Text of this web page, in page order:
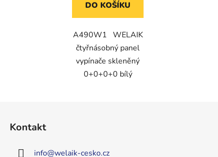
DO KOŠÍKU
A490W1 WELAIK
čtyřnásobný panel
vypínače skleněný
0+0+0+0 bílý
Kontakt
info@welaik-cesko.cz